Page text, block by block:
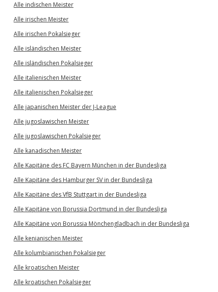
Alle indischen Meister
Alle irischen Meister
Alle irischen Pokalsieger
Alle isländischen Meister
Alle isländischen Pokalsieger
Alle italienischen Meister
Alle italienischen Pokalsieger
Alle japanischen Meister der J-League
Alle jugoslawischen Meister
Alle jugoslawischen Pokalsieger
Alle kanadischen Meister
Alle Kapitäne des FC Bayern München in der Bundesliga
Alle Kapitäne des Hamburger SV in der Bundesliga
Alle Kapitäne des VfB Stuttgart in der Bundesliga
Alle Kapitäne von Borussia Dortmund in der Bundesliga
Alle Kapitäne von Borussia Mönchengladbach in der Bundesliga
Alle kenianischen Meister
Alle kolumbianischen Pokalsieger
Alle kroatischen Meister
Alle kroatischen Pokalsieger